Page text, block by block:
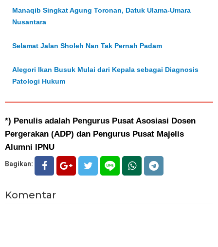
Manaqib Singkat Agung Toronan, Datuk Ulama-Umara
Nusantara
Selamat Jalan Sholeh Nan Tak Pernah Padam
Alegori Ikan Busuk Mulai dari Kepala sebagai Diagnosis
Patologi Hukum
*) Penulis adalah Pengurus Pusat Asosiasi Dosen
Pergerakan (ADP) dan Pengurus Pusat Majelis
Alumni IPNU
Bagikan:
Komentar